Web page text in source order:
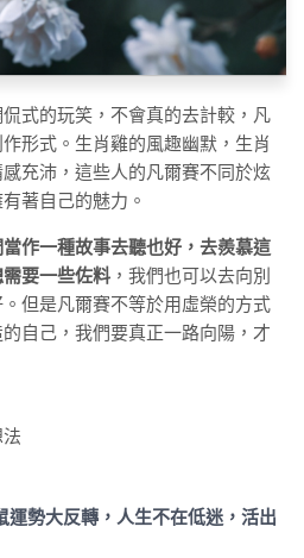
式的玩笑，不會真的去計較，凡
形式。生肖雞的風趣幽默，生肖
充沛，這些人的凡爾賽不同於炫
著自己的魅力。
作一種故事去聽也好，去羨慕這
要一些佐料 ，我們也可以去向別
但是凡爾賽不等於用虛榮的方式
自己，我們要真正一路向陽，才
運勢大反轉，人生不在低迷，活出